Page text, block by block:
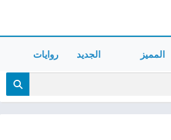
المميز الجديد روايات